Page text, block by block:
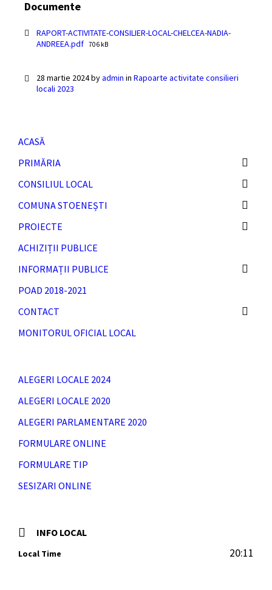
Documente
RAPORT-ACTIVITATE-CONSILIER-LOCAL-CHELCEA-NADIA-
ANDREEA.pdf File
706 kB
28 martie 2024byadmin in Rapoarte activitate consilieri
locali 2023
ACASĂ
PRIMĂRIA
CONSILIUL LOCAL
COMUNA STOENEȘTI
PROIECTE
ACHIZIȚII PUBLICE
INFORMAȚII PUBLICE
POAD 2018-2021
CONTACT
MONITORUL OFICIAL LOCAL
ALEGERI LOCALE 2024
ALEGERI LOCALE 2020
ALEGERI PARLAMENTARE 2020
FORMULARE ONLINE
FORMULARE TIP
SESIZARI ONLINE
INFO LOCAL
Local Time 20:11